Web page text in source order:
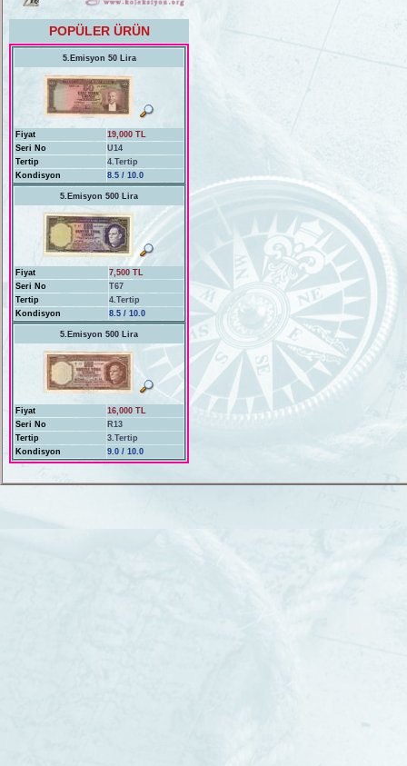
POPÜLER ÜRÜN
5.Emisyon 50 Lira
Fiyat
19,000 TL
Seri No
U14
Tertip
4.Tertip
Kondisyon
8.5 / 10.0
5.Emisyon 500 Lira
Fiyat
7,500 TL
Seri No
T67
Tertip
4.Tertip
Kondisyon
8.5 / 10.0
5.Emisyon 500 Lira
Fiyat
16,000 TL
Seri No
R13
Tertip
3.Tertip
Kondisyon
9.0 / 10.0